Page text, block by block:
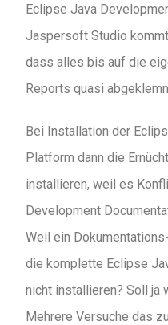
Eclipse Java
Jaspersoft Studio
dass alles bis auf die
Reports quasi
Bei Installation der
Platform dann die
installieren, weil es
Development
Weil ein
die komplette Eclipse
nicht installieren? Soll ja
Mehrere Versuche das